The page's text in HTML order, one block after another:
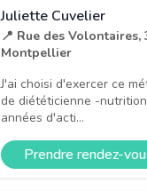
Juliette Cuvelier
📍 Rue des Volontaires,
Montpellier
J'ai choisi d'exercer ce
de diététicienne -
années d'acti...
Prendre rendez-